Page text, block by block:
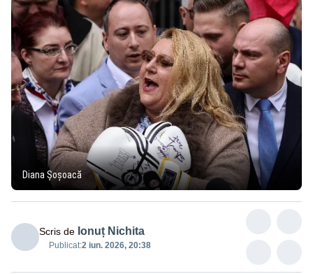
Diana Șoșoacă
Scris de Ionuț Nichita
Publicat:2 iun. 2026, 20:38